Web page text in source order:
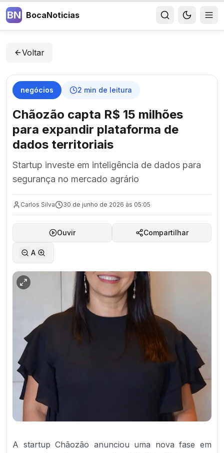
BN BocaNoticias
Voltar
negócios 2 min de leitura
Chãozão capta R$ 15 milhões
para expandir plataforma de
dados territoriais
Startup investe em inteligência de dados para
segurança no mercado agrário
Carlos Silva 30 de junho de 2026 às 05:05
Ouvir Compartilhar
A
A startup Chãozão anunciou uma nova fase em